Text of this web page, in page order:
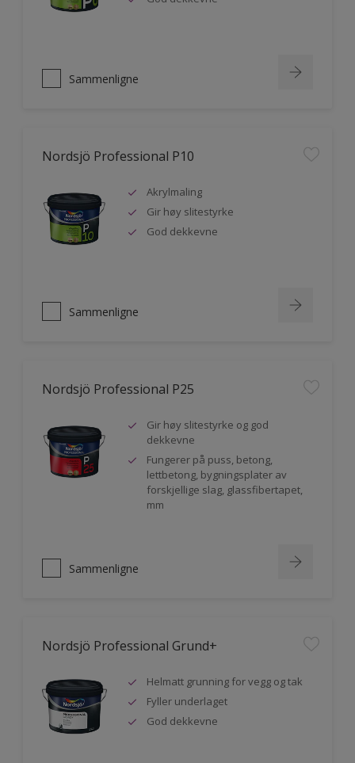
Sammenligne
Nordsjö Professional P10
Akrylmaling
Gir høy slitestyrke
God dekkevne
Sammenligne
Nordsjö Professional P25
Gir høy slitestyrke og god
dekkevne
Fungerer på puss, betong,
lettbetong, bygningsplater av
forskjellige slag, glassfibertapet,
mm
Sammenligne
Nordsjö Professional Grund+
Helmatt grunning for vegg og tak
Fyller underlaget
God dekkevne